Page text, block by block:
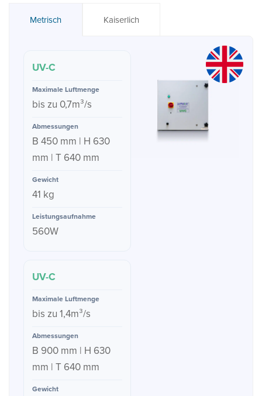
Metrisch Kaiserlich
UV-C
bis zu 0,7m³/s
B 450 mm | H 630
mm | T 640 mm
41 kg
560W
UV-C
bis zu 1,4m³/s
B 900 mm | H 630
mm | T 640 mm